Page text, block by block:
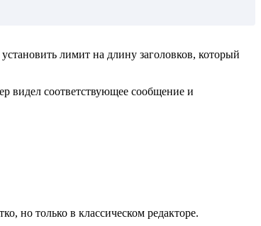
лимит на длину заголовков, который
видел соответствующее сообщение и
но только в классическом редакторе.